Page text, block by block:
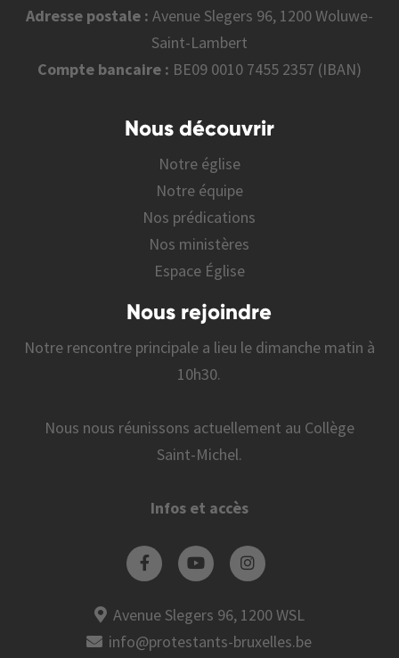
Adresse postale : Avenue Slegers 96, 1200 Woluwe-
Saint-Lambert
Compte bancaire : BE09 0010 7455 2357 (IBAN)
Nous découvrir
Notre église
Notre équipe
Nos prédications
Nos ministères
Espace Église
Nous rejoindre
Notre rencontre principale a lieu le dimanche matin à
10h30.
Nous nous réunissons actuellement au Collège
Saint-Michel.
Infos et accès
Avenue Slegers 96, 1200 WSL
info@protestants-bruxelles.be